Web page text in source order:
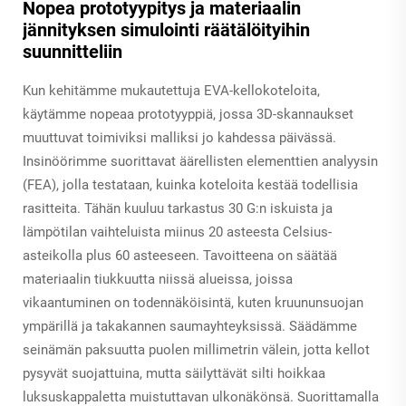
Nopea prototyypitys ja materiaalin
jännityksen simulointi räätälöityihin
suunnitteliin
Kun kehitämme mukautettuja EVA-kellokoteloita,
käytämme nopeaa prototyyppiä, jossa 3D-skannaukset
muuttuvat toimiviksi malliksi jo kahdessa päivässä.
Insinöörimme suorittavat äärellisten elementtien analyysin
(FEA), jolla testataan, kuinka koteloita kestää todellisia
rasitteita. Tähän kuuluu tarkastus 30 G:n iskuista ja
lämpötilan vaihteluista miinus 20 asteesta Celsius-
asteikolla plus 60 asteeseen. Tavoitteena on säätää
materiaalin tiukkuutta niissä alueissa, joissa
vikaantuminen on todennäköisintä, kuten kruununsuojan
ympärillä ja takakannen saumayhteyksissä. Säädämme
seinämän paksuutta puolen millimetrin välein, jotta kellot
pysyvät suojattuina, mutta säilyttävät silti hoikkaa
luksuskappaletta muistuttavan ulkonäkönsä. Suorittamalla